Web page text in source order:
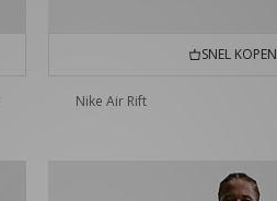
SNEL KOPEN
Nike Air Rift